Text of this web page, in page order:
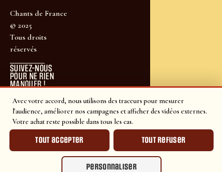
Avec votre accord, nous utilisons des traceurs pour mesurer
l'audience, améliorer nos campagnes et afficher des vidéos externes.
Votre achat reste possible dans tous les cas.
Tout accepter Tout refuser
Personnaliser
Chants de France
© 2025
Tous droits
réservés
SUIVEZ-NOUS
POUR NE RIEN
MANQUER !